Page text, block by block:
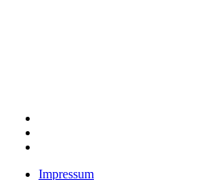
Impressum